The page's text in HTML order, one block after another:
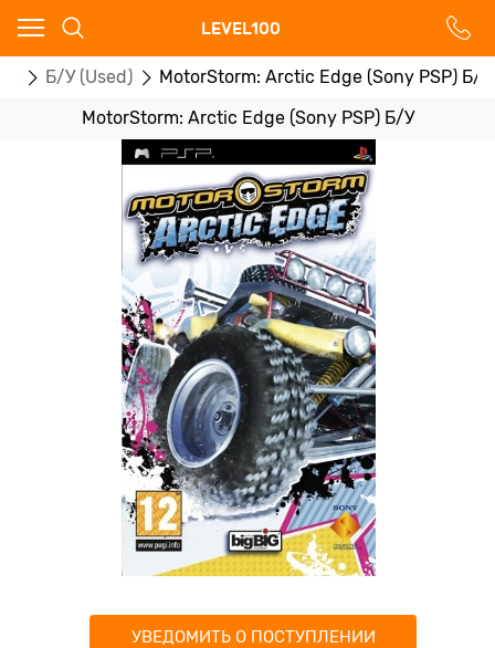
LEVEL100
Б/У (Used) MotorStorm: Arctic Edge (Sony PSP) Б/У
MotorStorm: Arctic Edge (Sony PSP) Б/У
УВЕДОМИТЬ О ПОСТУПЛЕНИИ
Ваш город - Москва,
угадали?
ДА НЕТ